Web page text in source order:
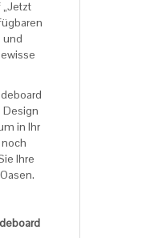
und
Design
in Ihr
Ihre